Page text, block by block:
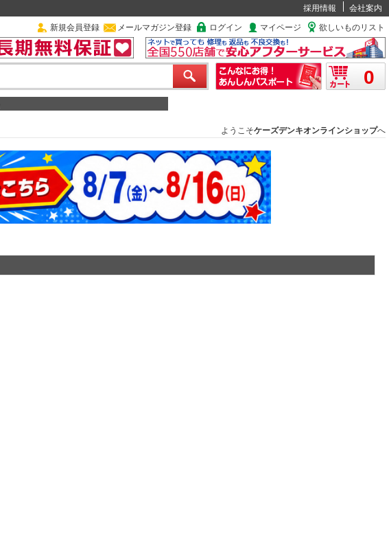
採用情報
会社案内
新規会員登録 メールマガジン登録 ログイン マイページ 欲しいものリスト
0
ようこそケーズデンキオンラインショップへ